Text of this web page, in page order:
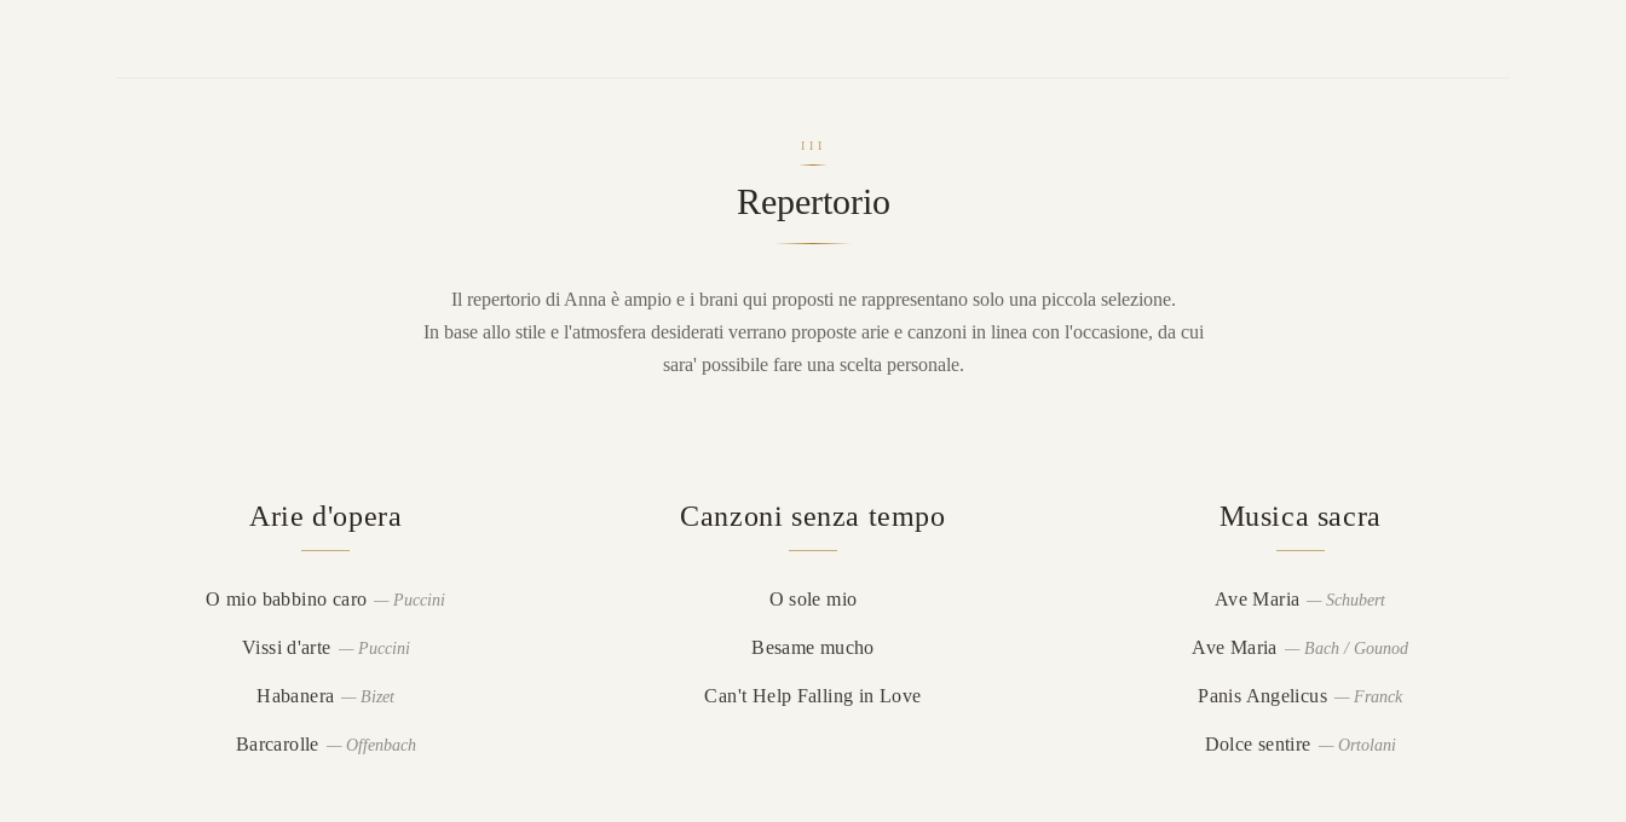
III
Repertorio
Il repertorio di Anna è ampio e i brani qui proposti ne rappresentano solo una piccola selezione.
In base allo stile e l'atmosfera desiderati verrano proposte arie e canzoni in linea con l'occasione, da cui
sara' possibile fare una scelta personale.
Arie d'opera
O mio babbino caro —Puccini
Vissi d'arte — Puccini
Habanera —Bizet
Barcarolle — Offenbach
Canzoni senza tempo
O sole mio
Besame mucho
Can't Help Falling in Love
Musica sacra
Ave Maria —Schubert
Ave Maria — Bach / Gounod
Panis Angelicus —Franck
Dolce sentire — Ortolani